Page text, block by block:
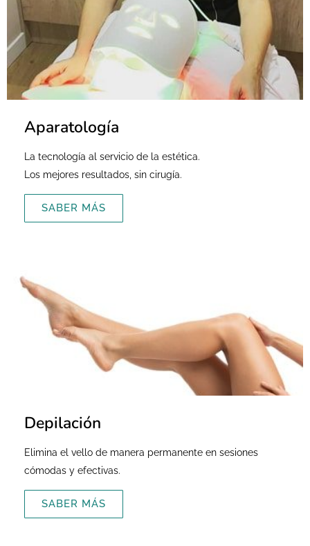
Aparatología
La tecnología al servicio de la estética.
Los mejores resultados, sin cirugía.
SABER MÁS
Depilación
Elimina el vello de manera permanente en sesiones
cómodas y efectivas.
SABER MÁS